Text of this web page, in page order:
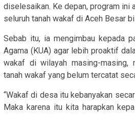
diselesaikan. Ke depan, program ini
seluruh tanah wakaf di Aceh Besar
Sebab itu, ia mengimbau kepada
Agama (KUA) agar lebih proaktif
wakaf di wilayah masing-masing,
tanah wakaf yang belum tercatat
“Wakaf di desa itu kebanyakan
Maka karena itu kita harapkan